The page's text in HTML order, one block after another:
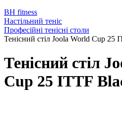
BH fitness
Настільний теніс
Професійні тенісні столи
Тенісний стіл Joola World Cup 25
Тенісний стіл
Cup 25 ITTF